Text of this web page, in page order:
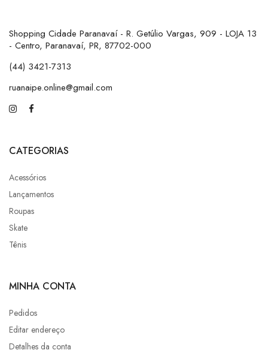
Shopping Cidade Paranavaí - R. Getúlio Vargas, 909 - LOJA 13
- Centro, Paranavaí, PR, 87702-000
(44) 3421-7313
ruanaipe.online@gmail.com
CATEGORIAS
Acessórios
Lançamentos
Roupas
Skate
Tênis
MINHA CONTA
Pedidos
Editar endereço
Detalhes da conta